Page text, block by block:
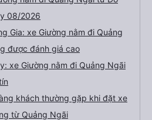
08/2026
Gia: xe Giường nằm đi Quảng
được đánh giá cao
xe Giường nằm đi Quảng Ngãi
khách thường gặp khi đặt xe
từ Quảng Ngãi